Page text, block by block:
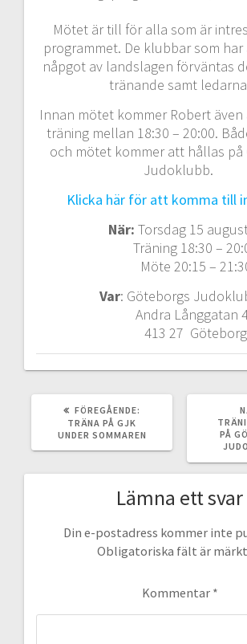
Mötet är till för alla som är
programmet. De klubbar som har
nåpgot av landslagen förväntas
tränande samt
Innan mötet kommer Robert
träning mellan 18:30 – 20:00.
och mötet kommer att hållas på
Judoklubb.
Klicka här för att komma till
När: Torsdag 15
Träning 18:30 –
Möte 20:15 –
Var: Göteborgs
Andra Långgatan
413 27 Göteborg
FÖREGÅENDE:
TRÄNA PÅ GJK
UNDER SOMMAREN
PÅ
Lämna ett svar
Din e-postadress kommer inte
Obligatoriska fält är
Kommentar *